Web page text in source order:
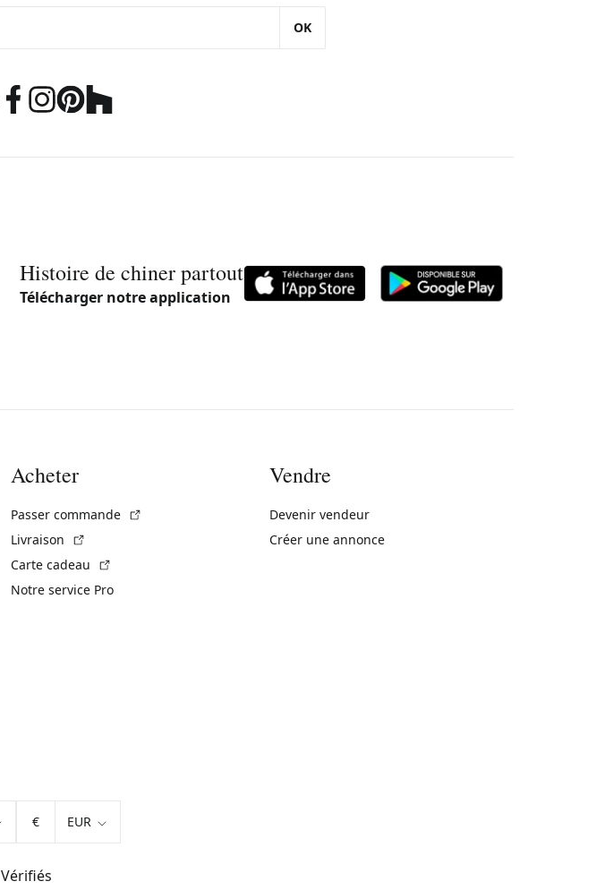
OK
Histoire de chiner partout
Télécharger notre application
Acheter
Passer commande
Livraison
Carte cadeau
Notre service Pro
Vendre
Devenir vendeur
Créer une annonce
€